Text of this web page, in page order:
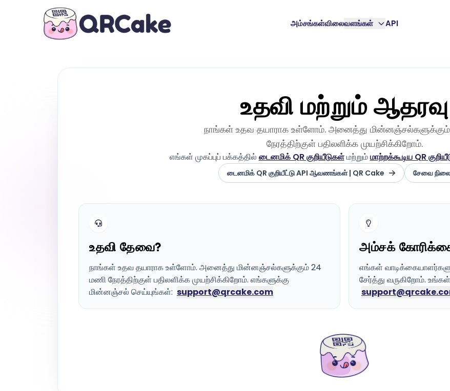
அம்சங்கள்விலைவளங்கள் API
உதவி மற்றும் ஆதரவு
நாங்கள் உதவ தயாராக உள்ளோம். அனைத்து
நேரத்திற்குள் பதிலளிக்க முயற்சிக்கிறோம்.
எங்கள் முகப்புப் பக்கத்தில் டைனமிக் QR குறியீடுகள்மற்றும்மாற்றக்கூடிய QR
டைனமிக் QR குறியீட்டு API ஆவணங்கள் | QR Cake சேவை நிலை
உதவி தேவை?
நாங்கள் உதவ தயாராக உள்ளோம். அனைத்து மின்னஞ்சல்களுக்கும் 24
மணி நேரத்திற்குள் பதிலளிக்க முயற்சிக்கிறோம். எங்களுக்கு
மின்னஞ்சல் செய்யுங்கள்: support@qrcake.com
அம்சக்
எங்கள்
சேர்த்து வருகிறோம்.